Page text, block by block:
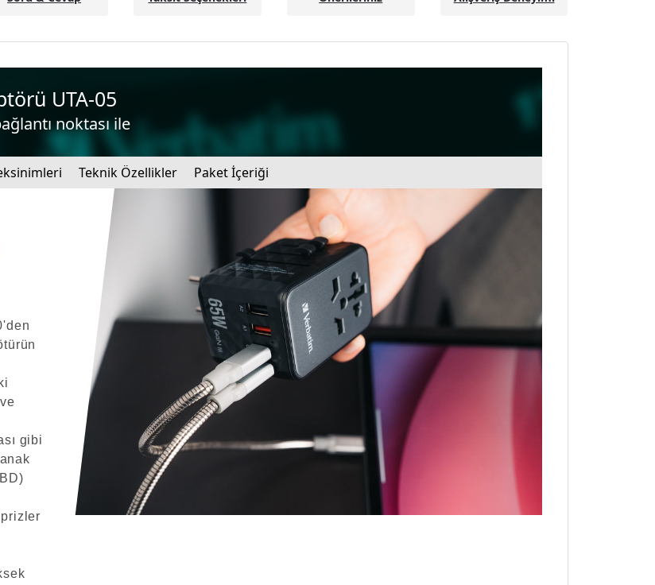
UTA-05
noktası ile
Teknik Özellikler Paket İçeriği
gibi
prizler